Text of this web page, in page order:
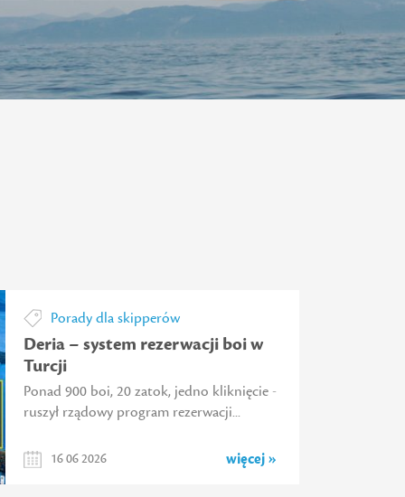
Porady dla skipperów
Deria – system rezerwacji boi w
Turcji
Ponad 900 boi, 20 zatok, jedno kliknięcie -
ruszył rządowy program rezerwacji...
więcej »
16 06 2026